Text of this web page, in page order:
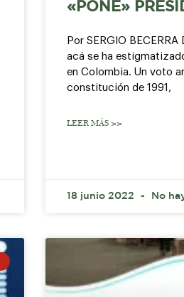
«PONE»
Por SERGIO
acá se ha
en Colombia. Un voto
constitución de 1991,
LEER MÁS >>
18 junio 2022 No